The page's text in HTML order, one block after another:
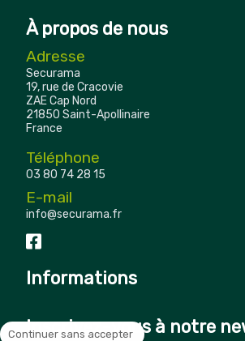
À propos de nous
Adresse
Securama
19, rue de Cracovie
ZAE Cap Nord
21850 Saint-Apollinaire
France
Téléphone
03 80 74 28 15
E-mail
info@securama.fr
Informations
Inscrivez-vous à notre
Continuer sans accepter